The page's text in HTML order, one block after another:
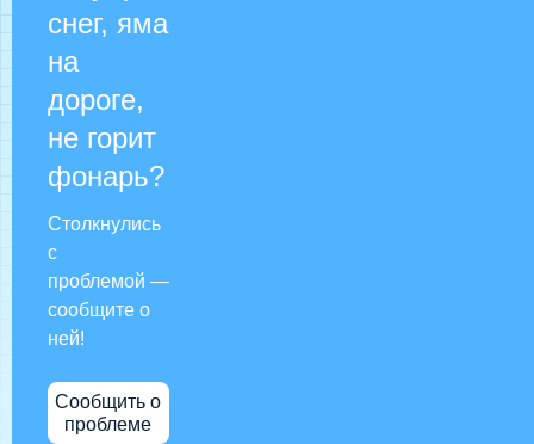
снег, яма
на
дороге,
не горит
фонарь?
Столкнулись
с
проблемой —
сообщите о
ней!
Сообщить о
проблеме